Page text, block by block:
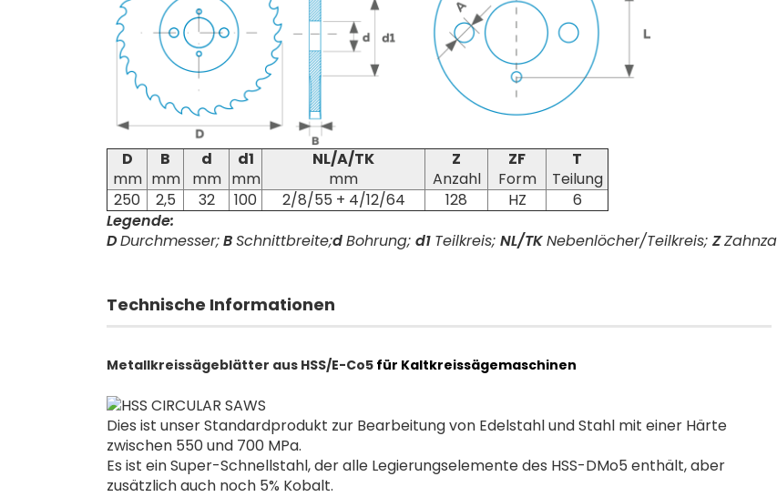
D
mm
B
mm
d
mm
d1
mm
NL/A/TK
mm
Z
Anzahl
ZF
Form
T
Teilung
250
2,5 32 100 2/8/55 + 4/12/64 128 HZ
6
Legende:
DDurchmesser;BSchnittbreite;dBohrung; d1 Teilkreis; NL/TKNebenlöcher/Teilkreis; Z
Technische Informationen
Metallkreissägeblätter aus HSS/E-Co5 für Kaltkreissägemaschinen
Dies ist unser Standardprodukt zur Bearbeitung von Edelstahl und Stahl mit einer Härte
zwischen 550 und 700 MPa.
Es ist ein Super-Schnellstahl, der alle Legierungselemente des HSS-DMo5 enthält, aber
zusätzlich auch noch 5% Kobalt.